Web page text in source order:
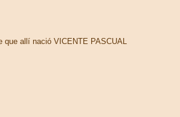
que allí nació VICENTE PASCUAL